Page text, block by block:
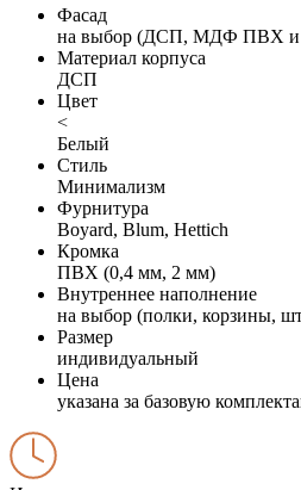
Фасад
на выбор (ДСП, МДФ ПВХ и
Материал корпуса
ДСП
Цвет
<
Белый
Стиль
Минимализм
Фурнитура
Boyard, Blum, Hettich
Кромка
ПВХ (0,4 мм, 2 мм)
Внутреннее наполнение
на выбор (полки, корзины,
Размер
индивидуальный
Цена
указана за базовую